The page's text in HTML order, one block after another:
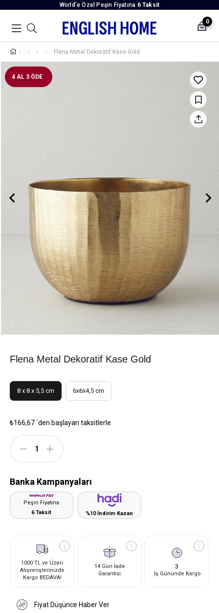
World’e Özel Peşin Fiyatına 6 Taksit
0
Flena Metal Dekoratif Kase Gold
4 AL 3 ÖDE
Flena Metal Dekoratif Kase Gold
8 x 8 x 5,5 cm 6x6x4,5 cm
₺166,67`den başlayan taksitlerle
Banka Kampanyaları
Peşin Fiyatına
6 Taksit
%10 İndirim Kazan
1000 TL ve Üzeri
Alışverişlerinizde
Kargo BEDAVA!
14 Gün İade
Garantisi
3
İş Gününde Kargo
Fiyat Düşünce Haber Ver